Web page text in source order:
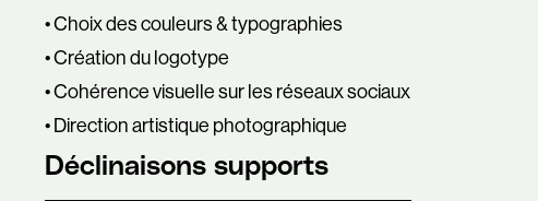
• Choix des couleurs & typographies
• Création du logotype
• Cohérence visuelle sur les réseaux sociaux
• Direction artistique photographique
Déclinaisons supports